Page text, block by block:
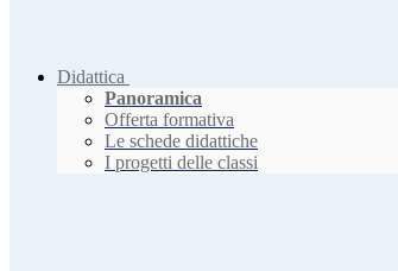
Didattica
Panoramica
Offerta formativa
Le schede didattiche
I progetti delle classi